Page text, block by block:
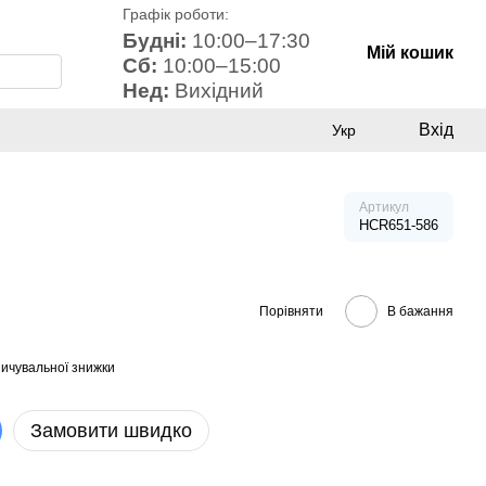
Графік роботи:
Будні: 10:00–17:30
Сб: 10:00–15:00
Нед: Вихідний
Мій кошик
Укр Вхід
Артикул
HCR651-586
Порівняти В бажання
знижки
Замовити швидко